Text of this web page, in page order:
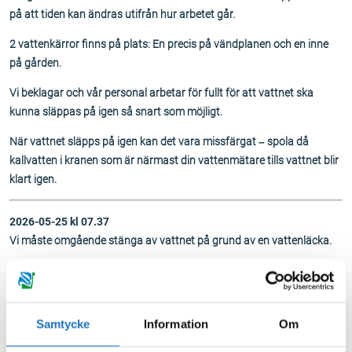
Samtycke Information Om
på att tiden kan ändras utifrån hur arbetet går.
2 vattenkärror finns på plats: En precis på vändplanen och en inne
på gården.
Vi beklagar och vår personal arbetar för fullt för att vattnet ska
kunna släppas på igen så snart som möjligt.
När vattnet släpps på igen kan det vara missfärgat – spola då
kallvatten i kranen som är närmast din vattenmätare tills vattnet blir
klart igen.
2026-05-25 kl 07.37
Vi måste omgående stänga av vattnet på grund av en vattenläcka.
Berörda adresser är:
Kerstinbodagatan 34, 36, 38
Just nu har vi ingen prognos när vattnet är åter men vi har maskiner